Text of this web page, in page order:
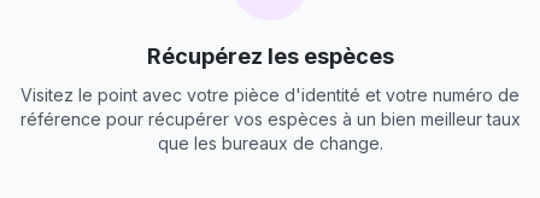
Récupérez les espèces
Visitez le point avec votre pièce d'identité et votre numéro de
référence pour récupérer vos espèces à un bien meilleur taux
que les bureaux de change.